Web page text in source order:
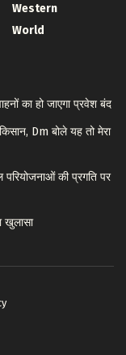
Western
World
का हो जाएगा प्रवेश बंद
Dm बोले यह तो मेरा
की प्रगति पर
खुलासा